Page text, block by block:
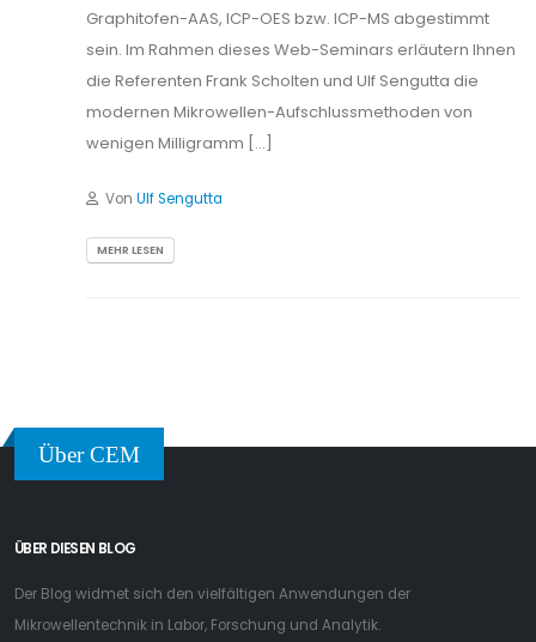
Graphitofen-AAS, ICP-OES bzw. ICP-MS abgestimmt
sein. Im Rahmen dieses Web-Seminars erläutern Ihnen
die Referenten Frank Scholten und Ulf Sengutta die
modernen Mikrowellen-Aufschlussmethoden von
wenigen Milligramm […]
Von Ulf Sengutta
MEHR LESEN
Über CEM
ÜBER DIESEN BLOG
Der Blog widmet sich den vielfältigen Anwendungen der
Mikrowellentechnik in Labor, Forschung und Analytik.